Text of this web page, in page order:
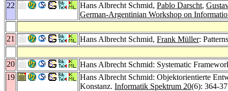
22 Hans Albrecht Schmid, Pablo Darscht,
German-Argentinian Workshop on
21 Hans Albrecht Schmid, Frank Müller:
20
Hans Albrecht Schmid: Systematic
19
Hans Albrecht Schmid: Objektorientierte
Konstanz. Informatik Spektrum 20(6): 364-